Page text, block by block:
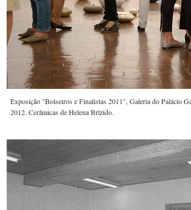
Exposição "Bolseiros e Finalistas 2011", Galeria do Palácio
2012. Cerâmicas de Helena Brízido.